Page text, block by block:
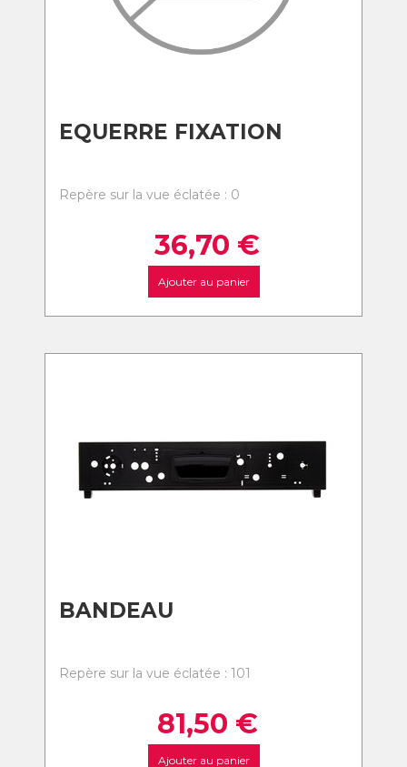
EQUERRE FIXATION
Repère sur la vue éclatée : 0
36,70 €
Ajouter au panier
BANDEAU
Repère sur la vue éclatée : 101
81,50 €
Ajouter au panier